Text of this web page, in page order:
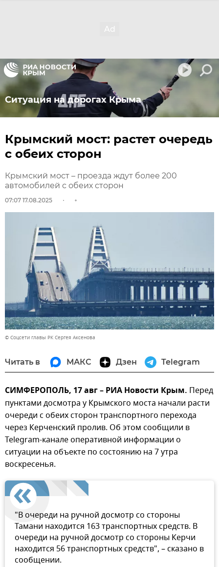
Ситуация на дорогах Крыма
Крымский мост: растет очередь
с обеих сторон
Крымский мост – проезда ждут более 200
автомобилей с обеих сторон
07:07 17.08.2025
© Соцсети главы РК Сергея Аксенова
Читать в МАКС Дзен Telegram
СИМФЕРОПОЛЬ, 17 авг – РИА Новости Крым. Перед
пунктами досмотра у Крымского моста начали расти
очереди с обеих сторон транспортного перехода
через Керченский пролив. Об этом сообщили в
Telegram-канале оперативной информации о
ситуации на объекте по состоянию на 7 утра
воскресенья.
"В очереди на ручной досмотр со стороны
Тамани находится 163 транспортных средств. В
очереди на ручной досмотр со стороны Керчи
находится 56 транспортных средств", – сказано в
сообщении.